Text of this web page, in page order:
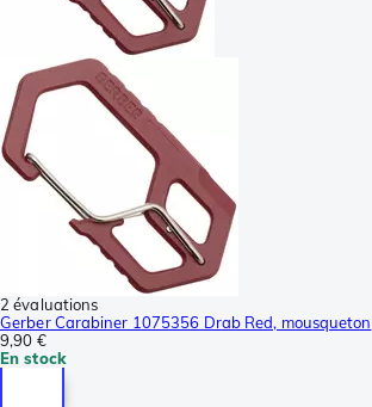
2 évaluations
Gerber Carabiner 1075356 Drab Red, mousqueton
9,90 €
En stock